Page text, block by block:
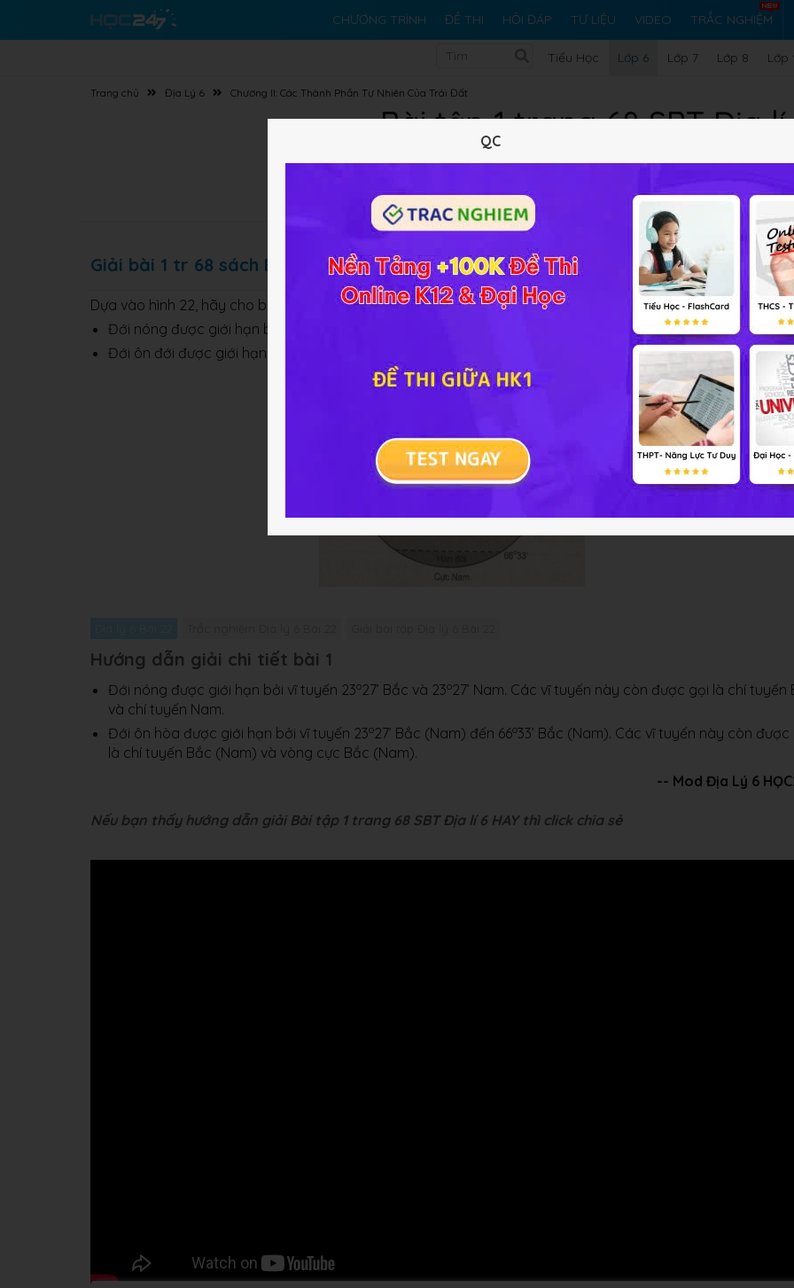
CHƯƠNG TRÌNH ĐỀ THI HỎI ĐÁP TƯ LIỆU VIDEO TRẮC NGHIỆM
Tiểu Học Lớp 6 Lớp 7 Lớp 8 Lớp
Trang chủ Địa Lý 6 Chương II: Các Thành Phần Tự Nhiên Của Trái Đất
Bài tập 1 trang 68 SBT Địa lí
10 trắc nghiệm
Lý thuyết 10Trắc nghiệm 12BT SGK 162FAQ
Giải bài 1 tr 68 sách BT Địa lớp 6
Dựa vào hình 22, hãy cho biết:
Đới nóng được giới hạn bởi những vĩ tuyến nào. Các vĩ tuyến này còn có tên gọi là gì?
Đới ôn đới được giới hạn bởinhững vĩ tuyến nào. Các vĩ tuyến này còn có tên gọi là gì?
Hướng dẫn giải chi tiết bài 1
Đới nóng được giới hạn bởi vĩ tuyến 23o27’ Bắc và 23o27’ Nam. Các vĩ tuyến này còn được gọi là chí tuyến
và chí tuyến Nam.
Đới ôn hòa được giới hạn bởi vĩ tuyến 23o27’ Bắc (Nam) đến 66o33’ Bắc (Nam). Các vĩ tuyến này còn được
là chí tuyến Bắc (Nam) và vòng cực Bắc (Nam).
-- Mod Địa Lý 6
Nếu bạn thấy hướng dẫn giải Bài tập 1 trang 68 SBT Địa lí 6 HAY thì click chia sẻ
QC